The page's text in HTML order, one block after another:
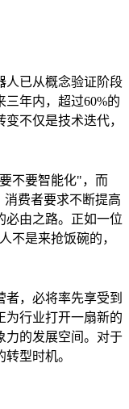
人已从概念验证阶段
年内，超过60%的
不仅是技术迭代，
不要智能化"，而
费者要求不断提高
必由之路。正如一位
不是来抢饭碗的，
，必将率先享受到
为行业打开一扇新的
力的发展空间。对于
型时机。